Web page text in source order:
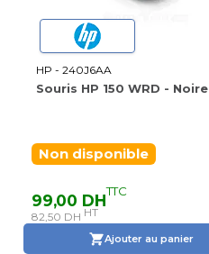
HP - 240J6AA
Souris HP 150 WRD - Noire
Non disponible
99,00 DHTTC
82,50 DH HT
Ajouter au panier